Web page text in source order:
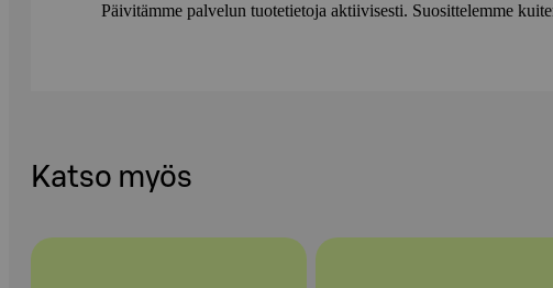
Päivitämme palvelun tuotetietoja aktiivisesti. Suosittelemme
Katso myös